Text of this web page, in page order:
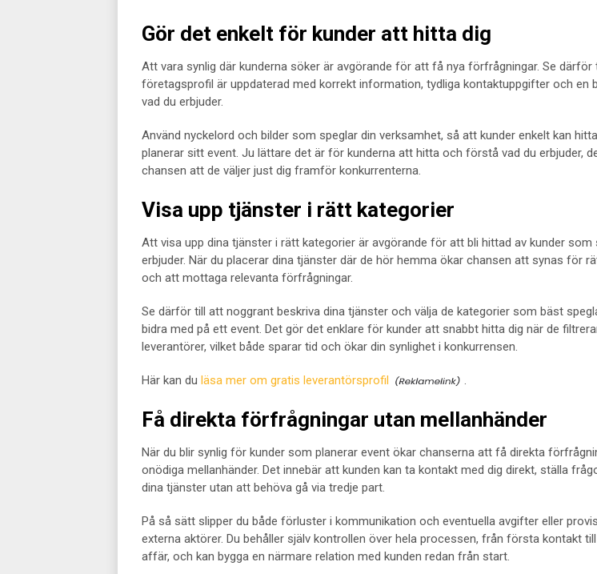
Gör det enkelt för kunder att hitta dig
Att vara synlig där kunderna söker är avgörande för att få nya förfrågningar. Se därför
företagsprofil är uppdaterad med korrekt information, tydliga kontaktuppgifter och en
vad du erbjuder.
Använd nyckelord och bilder som speglar din verksamhet, så att kunder enkelt kan
planerar sitt event. Ju lättare det är för kunderna att hitta och förstå vad du erbjuder,
chansen att de väljer just dig framför konkurrenterna.
Visa upp tjänster i rätt kategorier
Att visa upp dina tjänster i rätt kategorier är avgörande för att bli hittad av kunder som
erbjuder. När du placerar dina tjänster där de hör hemma ökar chansen att synas för
och att mottaga relevanta förfrågningar.
Se därför till att noggrant beskriva dina tjänster och välja de kategorier som bäst
bidra med på ett event. Det gör det enklare för kunder att snabbt hitta dig när de
leverantörer, vilket både sparar tid och ökar din synlighet i konkurrensen.
Här kan du läsa mer om gratis leverantörsprofil .
Få direkta förfrågningar utan mellanhänder
När du blir synlig för kunder som planerar event ökar chanserna att få direkta
onödiga mellanhänder. Det innebär att kunden kan ta kontakt med dig direkt, ställa
dina tjänster utan att behöva gå via tredje part.
På så sätt slipper du både förluster i kommunikation och eventuella avgifter eller
externa aktörer. Du behåller själv kontrollen över hela processen, från första kontakt
affär, och kan bygga en närmare relation med kunden redan från start.